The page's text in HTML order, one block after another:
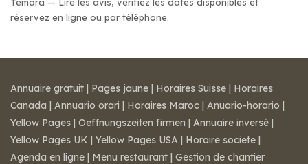
réservez en ligne ou par téléphone.
Annuaire gratuit | Pages jaune | Horaires Suisse | Horaires
Canada | Annuario orari | Horaires Maroc | Anuario-horario |
Yellow Pages | Oeffnungszeiten firmen | Annuaire inversé |
Yellow Pages UK | Yellow Pages USA | Horaire societe |
Agenda en ligne | Menu restaurant | Gestion de chantier